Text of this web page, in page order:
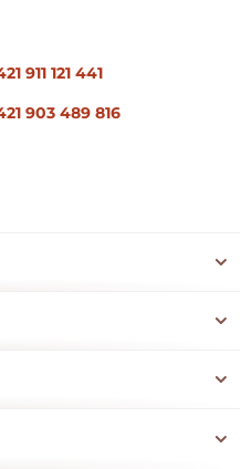
911 121 441
903 489 816